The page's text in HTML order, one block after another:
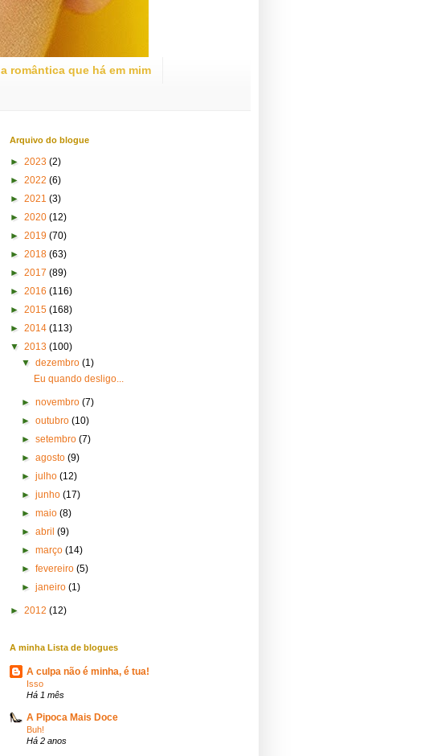
a romântica que há em mim
Arquivo do blogue
► 2023 (2)
► 2022 (6)
► 2021 (3)
► 2020 (12)
► 2019 (70)
► 2018 (63)
► 2017 (89)
► 2016 (116)
► 2015 (168)
► 2014 (113)
▼ 2013 (100)
▼dezembro(1)
Eu quando desligo...
►novembro(7)
►outubro(10)
►setembro(7)
►agosto(9)
►julho(12)
►junho(17)
►maio(8)
►abril(9)
►março(14)
►fevereiro(5)
►janeiro(1)
► 2012 (12)
A minha Lista de blogues
A culpa não é minha, é tua!
Isso
Há 1 mês
A Pipoca Mais Doce
Buh!
Há 2 anos